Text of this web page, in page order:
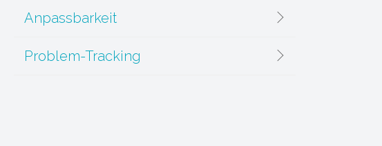
Anpassbarkeit
Problem-Tracking